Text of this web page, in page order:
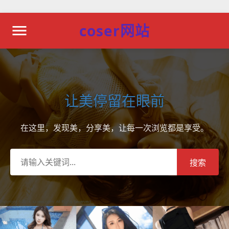
coser网站
让美停留在眼前
在这里，发现美，分享美，让每一次浏览都是享受。
搜索